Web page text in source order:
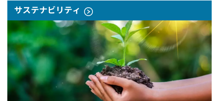
サステナビリティ